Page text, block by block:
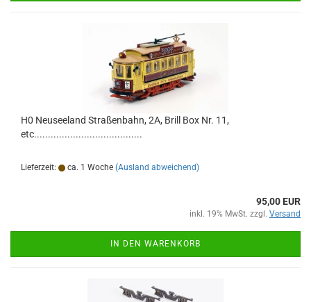
H0 Neuseeland Straßenbahn, 2A, Brill Box Nr. 11,
etc.......................................
Lieferzeit: ca. 1 Woche (Ausland abweichend)
95,00 EUR
inkl. 19% MwSt. zzgl. Versand
IN DEN WARENKORB